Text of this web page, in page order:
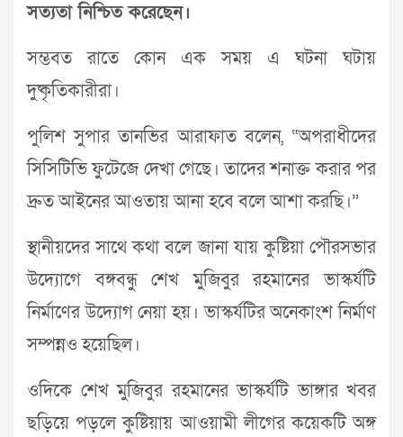
সত্যতা নিশ্চিত করেছেন।
সম্ভবত রাতে কোন এক সময় এ ঘটনা ঘটায়
দুষ্কৃতিকারীরা।
পুলিশ সুপার তানভির আরাফাত বলেন, “অপরাধীদের
সিসিটিভি ফুটেজে দেখা গেছে। তাদের শনাক্ত করার পর
দ্রুত আইনের আওতায় আনা হবে বলে আশা করছি।”
স্থানীয়দের সাথে কথা বলে জানা যায় কুষ্টিয়া পৌরসভার
উদ্যোগে বঙ্গবন্ধু শেখ মুজিবুর রহমানের ভাস্কর্যটি
নির্মাণের উদ্যোগ নেয়া হয়। ভাস্কর্যটির অনেকাংশ নির্মাণ
সম্পন্নও হয়েছিল।
ওদিকে শেখ মুজিবুর রহমানের ভাস্কর্যটি ভাঙ্গার খবর
ছড়িয়ে পড়লে কুষ্টিয়ায় আওয়ামী লীগের কয়েকটি অঙ্গ